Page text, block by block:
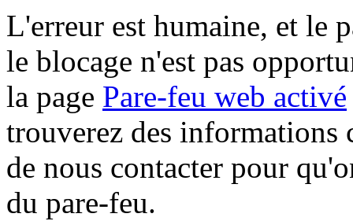
L'erreur est humaine, et le
le blocage n'est pas
la page Pare-feu web activé
trouverez des informations
de nous contacter pour
du pare-feu.